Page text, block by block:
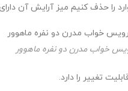
موارد را حذف کنیم میز
خواب مدرن دو نفره ماهوور
تغییر را دارد.